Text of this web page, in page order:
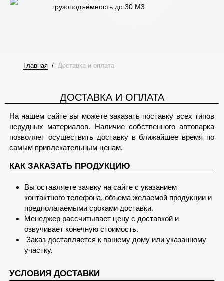
грузоподъёмность до 30 М3
Главная / Доставка и оплата
ДОСТАВКА И ОПЛАТА
На нашем сайте вы можете заказать поставку всех типов
нерудных материалов. Наличие собственного автопарка
позволяет осуществить доставку в ближайшее время по
самым привлекательным ценам.
КАК ЗАКАЗАТЬ ПРОДУКЦИЮ
Вы оставляете заявку на сайте с указанием
контактного телефона, объема желаемой продукции и
предполагаемыми сроками доставки.
Менеджер рассчитывает цену с доставкой и
озвучивает конечную стоимость.
Заказ доставляется к вашему дому или указанному
участку.
УСЛОВИЯ ДОСТАВКИ